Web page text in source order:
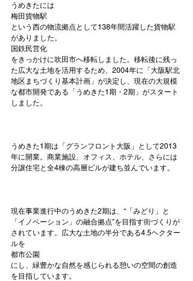
うめきたには
梅田貨物駅
という西の物流拠点として138年間活躍した貨物駅
がありました。
国鉄民営化
をきっかけに吹田市へ移転しました。移転後に残っ
た広大な土地を活用するため、2004年に「大阪駅北
地区まちづくり基本計画」が決定し、現在の大規模
な都市開発である「うめきた1期・2期」がスタート
しました。
うめきた1期は「グランフロント大阪」として2013
年に開業。商業施設、オフィス、ホテル、さらには
分譲住宅と全4棟の高層ビルが建ち並んでいます。
現在事業進行中のうめきた2期は、“「みどり」と
「イノベーション」の融合拠点”を目指す街づくりが
されています。広大な土地の半分である4.5ヘクター
ルを
都市公園
にし、緑豊かな自然を感じられる憩いの空間の創造
を目指しています。